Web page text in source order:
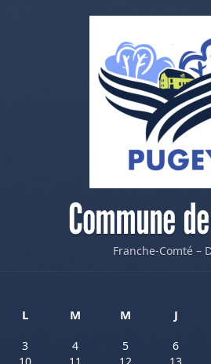
Commune
Franche-Comté –
L
M M J
3
4 5 6